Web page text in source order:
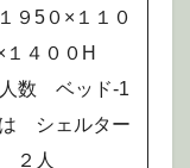
９5０×１１０
１４００H
数 ベッド-1
シェルター
２人